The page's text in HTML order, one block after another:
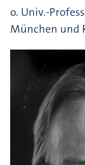
o. Univ.-
München und